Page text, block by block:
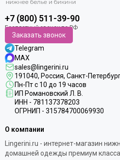
+7 (800) 511-39-90
Заказать звонок
Telegram
MAX
sales@lingerini.ru
191040, Россия, Санкт-
Пн-Пт с 10 до 19 часов
ИП Романовский Л. В.
ИНН - 781137378203
ОГРНИП - 315784700069930
О компании
Lingerini.ru - интернет-магазин
домашней одежды премиум класса